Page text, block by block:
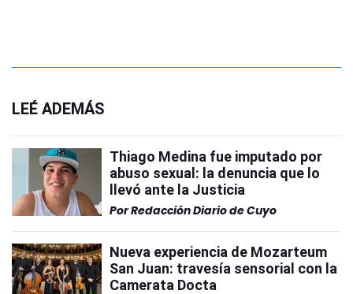
LEÉ ADEMÁS
Thiago Medina fue imputado por
abuso sexual: la denuncia que lo
llevó ante la Justicia
PorRedacción Diario de Cuyo
Nueva experiencia de Mozarteum
San Juan: travesía sensorial con la
Camerata Docta